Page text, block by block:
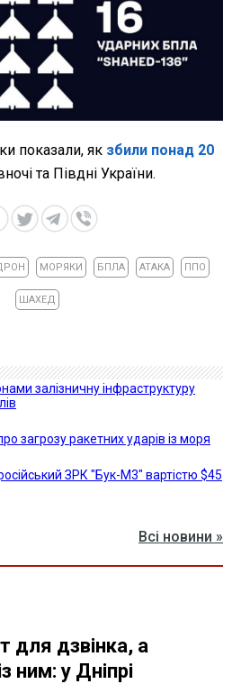
показали, як збили понад 20
та Півдні України.
МОРЯКИ БПЛА АТАКА ППО
ШАХЕД
залізничну інфраструктуру
загрозу ракетних ударів із моря
ЗРК "Бук-М3" вартістю $45
Всі новини »
для дзвінка, а
ним: у Дніпрі